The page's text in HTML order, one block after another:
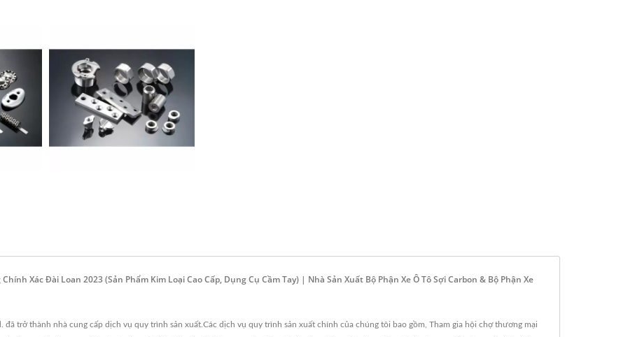
Xác Đài Loan 2023 (sản Phẩm Kim Loại Cao Cấp, Dụng Cụ Cầm Tay) | Nhà Sản Xuất Bộ Phận Xe Ô Tô Sợi Carbon & Bộ Phận Xe
đã trở thành nhà cung cấp dịch vụ quy trình sản xuất.Các dịch vụ quy trình sản xuất chính của chúng tôi bao gồm, Tham gia hội chợ thương mại